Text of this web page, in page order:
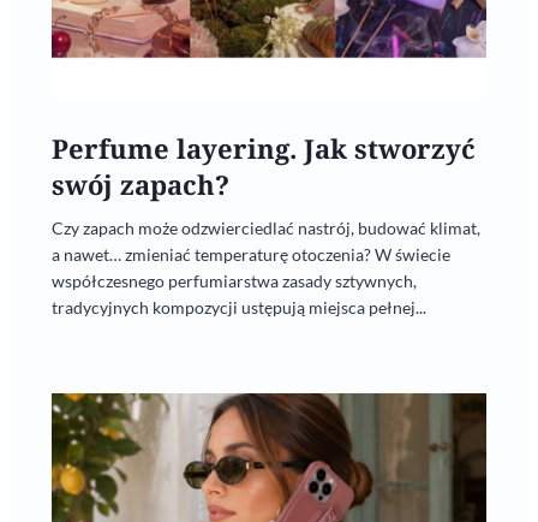
Perfume layering. Jak stworzyć
swój zapach?
Czy zapach może odzwierciedlać nastrój, budować klimat,
a nawet… zmieniać temperaturę otoczenia? W świecie
współczesnego perfumiarstwa zasady sztywnych,
tradycyjnych kompozycji ustępują miejsca pełnej...